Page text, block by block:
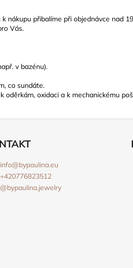
nákupu přibalíme při objednávce nad
Vás.
v bazénu).
co sundáte.
oxidaci a k mechanickému
info@bypaulina.eu
+420776823512
@bypaulina.jewelry